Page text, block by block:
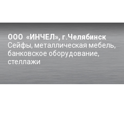
ООО «ИНЧЕЛ», г.Челябинск
Сейфы, металлическая мебель,
банковское оборудование,
стеллажи